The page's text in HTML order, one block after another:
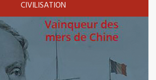
CIVILISATION